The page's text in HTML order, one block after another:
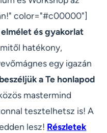
color="#c00000"]
elmélet és gyakorlat
hatékony,
egy igazán
a Te honlapod
mastermind
tesztelhetsz is! A
lesz! Részletek